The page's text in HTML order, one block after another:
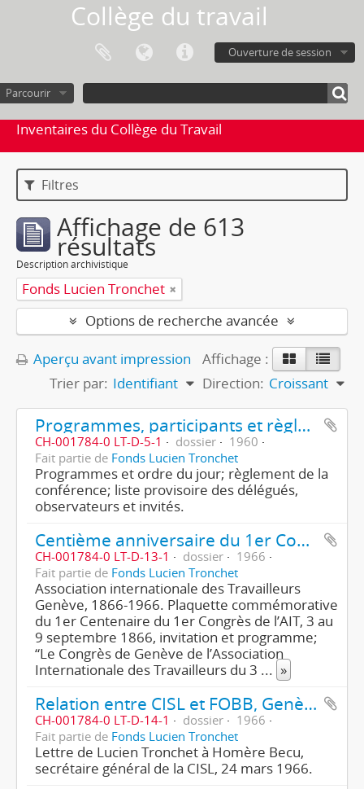
Collège du travail
Ouverture de session
Parcourir
Inventaires du Collège du Travail
Filtres
Affichage de 613
résultats
Description archivistique
Fonds Lucien Tronchet
Options de recherche avancée
Aperçu avant impression
Affichage :
Trier par: Identifiant Direction: Croissant
Programmes, participants et règlements
CH-001784-0 LT-D-5-1 dossier
1960
Fait partie de Fonds Lucien Tronchet
Programmes et ordre du jour; règlement de la
conférence; liste provisoire des délégués,
observateurs et invités.
Centième anniversaire du 1er Congrès
CH-001784-0 LT-D-13-1 dossier
1966
Fait partie de Fonds Lucien Tronchet
Association internationale des Travailleurs
Genève, 1866-1966. Plaquette commémorative
du 1er Centenaire du 1er Congrès de l’AIT, 3 au
9 septembre 1866, invitation et programme;
“Le Congrès de Genève de l’Association
Internationale des Travailleurs du 3 ... »
Relation entre CISL et FOBB, Genève
CH-001784-0 LT-D-14-1 dossier
1966
Fait partie de Fonds Lucien Tronchet
Lettre de Lucien Tronchet à Homère Becu,
secrétaire général de la CISL, 24 mars 1966.